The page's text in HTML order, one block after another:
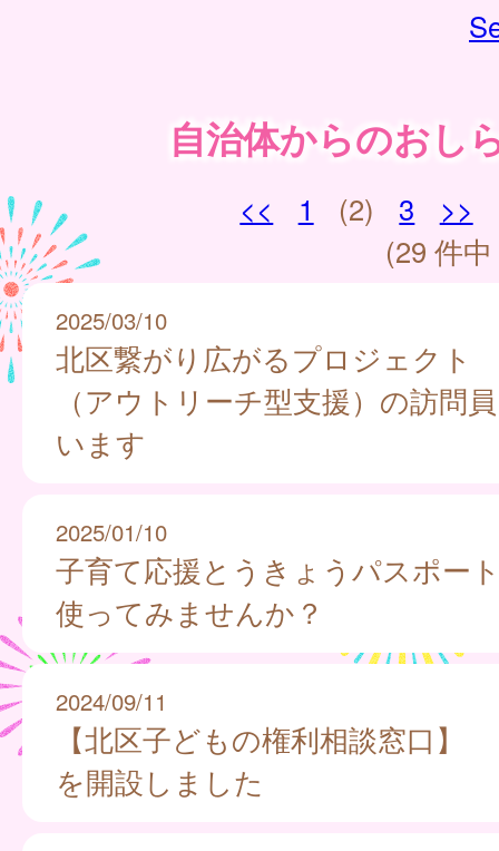
自治体からのおし
<< 1 (2) 3
>>
(29 件
2025/03/10
北区繋がり広がるプロジェクト
（アウトリーチ型支援）の訪問
います
2025/01/10
子育て応援とうきょうパスポー
使ってみませんか？
2024/09/11
【北区子どもの権利相談窓口】
を開設しました